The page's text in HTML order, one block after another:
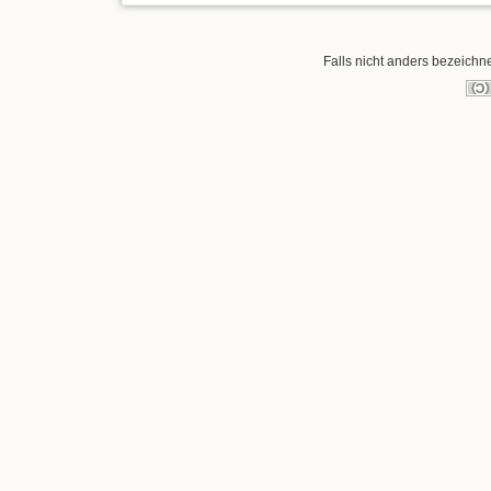
Falls nicht anders